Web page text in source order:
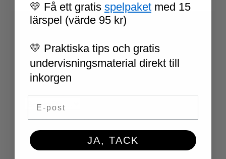
publiceras.Obligatoriska fält är
märkta*
Din recension*
💛 Få ett gratis spelpaket med 15
lärspel (värde 95 kr)
💛 Praktiska tips och gratis
undervisningsmaterial direkt till
inkorgen
JA, TACK